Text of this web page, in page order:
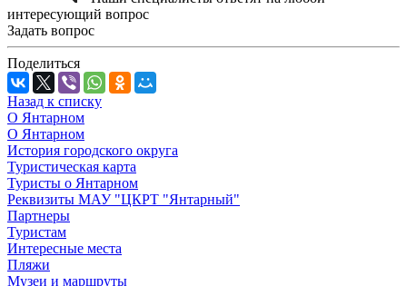
интересующий вопрос
Задать вопрос
Поделиться
Назад к списку
О Янтарном
О Янтарном
История городского округа
Туристическая карта
Туристы о Янтарном
Реквизиты МАУ "ЦКРТ "Янтарный"
Партнеры
Туристам
Интересные места
Пляжи
Музеи и маршруты